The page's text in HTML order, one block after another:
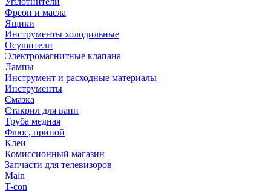
Фреон и масла
Ящики
Инструменты холодильные
Осушители
Электромагнитные клапана
Лампы
Инструмент и расходные материалы
Инструменты
Смазка
Стакрил для ванн
Труба медная
Флюс, припой
Клеи
Комиссионный магазин
Запчасти для телевизоров
Main
T-con